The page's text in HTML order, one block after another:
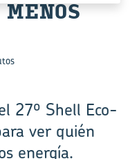
27º Shell Eco-
ver quién
energía.